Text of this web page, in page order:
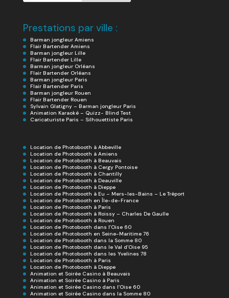
Prestations par ville :
Barman jongleur Amiens
Flair Bartender Amiens
Barman jongleur Lille
Flair Bartender Lille
Barman jongleur Orléans
Flair Bartender Orléans
Barman jongleur Paris
Flair Bartender Paris
Barman jongleur Rouen
Flair Bartender Rouen
Sylvain Glatigny – Barman jongleur Paris
Animation Karaoké – Quizz- Blind Test
Caricaturiste Paris – Silhouettiste Paris
Location de Photobooth à Abbeville
Location de Photobooth à Amiens
Location de Photobooth à Beauvais
Location de Photobooth à Cergy Pontoise
Location de Photobooth à Chantilly
Location de Photobooth à Deauville
Location de Photobooth à Dieppe
Location de Photobooth à Eu – Mers-les-Bains – Le Tréport
Location de Photobooth en Île-de-France
Location de Photobooth à Paris
Location de Photobooth à Roissy – Charles De Gaulle
Location de Photobooth à Rouen
Location de Photobooth dans l’Oise 60
Location de Photobooth en Seine-Maritime 76
Location de Photobooth dans la Somme 80
Location de Photobooth dans le Val d’Oise 95
Location de Photobooth dans les Yvelines 78
Location de Photobooth à Paris
Location de Photobooth à Dieppe
Animation et Soirée Casino à Beauvais
Animation et Soirée Casino à Paris
Animation et Soirée Casino dans l’Oise 60
Animation et Soirée Casino dans la Somme 80